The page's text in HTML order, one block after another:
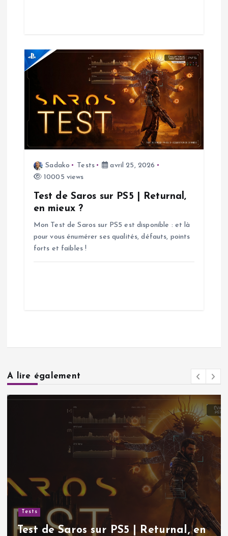
c
Sadako Tests
avril 25, 2026
10005 views
Test de Saros sur PS5 | Returnal,
en mieux ?
Mon Test de Saros sur PS5 est disponible : et là
pour vous énumérer ses qualités, défauts, points
forts et faibles !
A lire également
en
Sudoku gratuit | Pourquoi ce
classique indémodable